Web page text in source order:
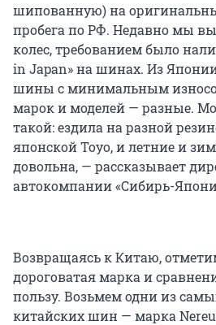
шипованную) на
пробега по РФ. Недавно мы
колес, требованием было
in Japan» на шинах. Из
шины с минимальным
марок и моделей — разные.
такой: ездила на разной
японской Toyo, и летние и
довольна, — рассказывает
автокомпании «Сибирь-
Возвращаясь к Китаю,
дороговатая марка и
пользу. Возьмем одни из
китайских шин — марка